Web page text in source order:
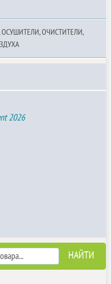
ОЧИСТИТЕЛИ,
2026